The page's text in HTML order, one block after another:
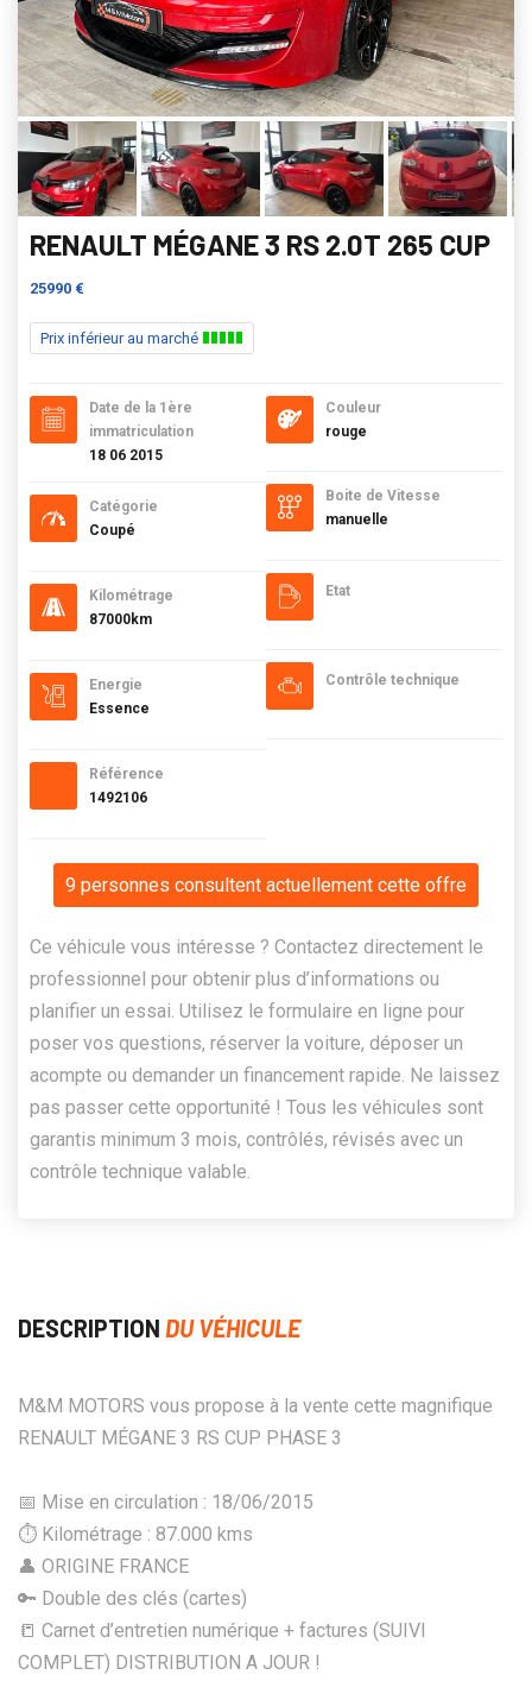
RENAULT MÉGANE 3 RS 2.0T 265 CUP
25990 €
Prix inférieur au marché
Date de la 1ère
immatriculation
18 06 2015
Catégorie
Coupé
Kilométrage
87000km
Energie
Essence
Référence
1492106
Couleur
rouge
Boite de Vitesse
manuelle
Etat
Contrôle technique
9 personnes consultent actuellement cette offre
Ce véhicule vous intéresse ? Contactez directement le
professionnel pour obtenir plus d’informations ou
planifier un essai. Utilisez le formulaire en ligne pour
poser vos questions, réserver la voiture, déposer un
acompte ou demander un financement rapide. Ne laissez
pas passer cette opportunité ! Tous les véhicules sont
garantis minimum 3 mois, contrôlés, révisés avec un
contrôle technique valable.
DESCRIPTION DU VÉHICULE
M&M MOTORS vous propose à la vente cette magnifique
RENAULT MÉGANE 3 RS CUP PHASE 3
📅 Mise en circulation : 18/06/2015
⏱️ Kilométrage : 87.000 kms
👤 ORIGINE FRANCE
🔑 Double des clés (cartes)
📒 Carnet d’entretien numérique + factures (SUIVI
COMPLET) DISTRIBUTION A JOUR !